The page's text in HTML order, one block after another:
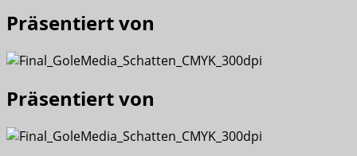
Präsentiert von
Präsentiert von